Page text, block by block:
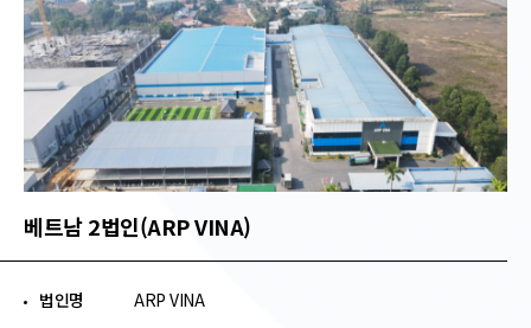
베트남 2법인(ARP VINA)
법인명
ARP VINA​